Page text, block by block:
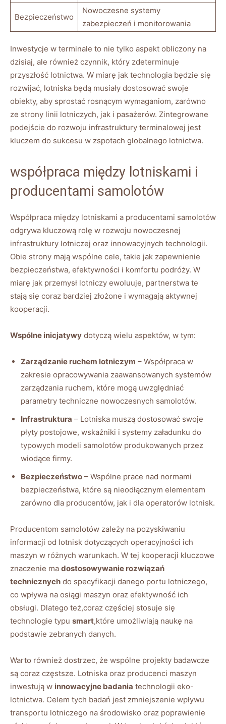
Bezpieczeństwo
Nowoczesne systemy
zabezpieczeń i monitorowania
Inwestycje w terminale to nie tylko aspekt obliczony na
dzisiaj, ale również czynnik, który zdeterminuje
przyszłość lotnictwa. W miarę jak technologia będzie się
rozwijać, lotniska będą musiały dostosować swoje
obiekty, aby sprostać rosnącym wymaganiom, zarówno
ze strony linii lotniczych, jak i pasażerów. Zintegrowane
podejście do rozwoju infrastruktury terminalowej jest
kluczem do sukcesu w zspotach globalnego lotnictwa.
współpraca między lotniskami i
producentami samolotów
Współpraca między lotniskami a producentami samolotów
odgrywa kluczową rolę w rozwoju nowoczesnej
infrastruktury lotniczej oraz innowacyjnych technologii.
Obie strony mają wspólne cele, takie jak zapewnienie
bezpieczeństwa, efektywności i komfortu podróży. W
miarę jak przemysł lotniczy ewoluuje, partnerstwa te
stają się coraz bardziej złożone i wymagają aktywnej
kooperacji.
Wspólne inicjatywy dotyczą wielu aspektów, w tym:
Zarządzanie ruchem lotniczym – Współpraca w
zakresie opracowywania zaawansowanych systemów
zarządzania ruchem, które mogą uwzględniać
parametry techniczne nowoczesnych samolotów.
Infrastruktura – Lotniska muszą dostosować swoje
płyty postojowe, wskaźniki i systemy załadunku do
typowych modeli samolotów produkowanych przez
wiodące firmy.
Bezpieczeństwo – Wspólne prace nad normami
bezpieczeństwa, które są nieodłącznym elementem
zarówno dla producentów, jak i dla operatorów lotnisk.
Producentom samolotów zależy na pozyskiwaniu
informacji od lotnisk dotyczących operacyjności ich
maszyn w różnych warunkach. W tej kooperacji kluczowe
znaczenie ma dostosowywanie rozwiązań
technicznych do specyfikacji danego portu lotniczego,
co wpływa na osiągi maszyn oraz efektywność ich
obsługi. Dlatego też,coraz częściej stosuje się
technologie typu smart,które umożliwiają naukę na
podstawie zebranych danych.
Warto również dostrzec, że wspólne projekty badawcze
są coraz częstsze. Lotniska oraz producenci maszyn
inwestują w innowacyjne badania technologii eko-
lotnictwa. Celem tych badań jest zmniejszenie wpływu
transportu lotniczego na środowisko oraz poprawienie